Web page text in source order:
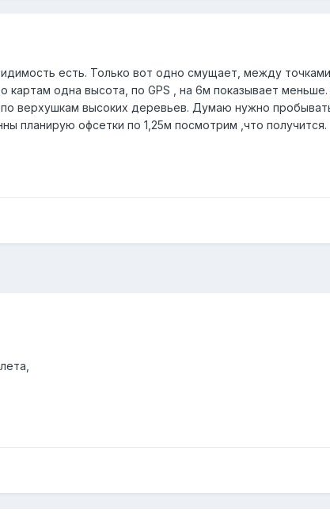
есть. Только вот одно смущает, между
картам одна высота, по GPS , на 6м показывает
верхушкам высоких деревьев. Думаю нужно
планирую офсетки по 1,25м посмотрим ,что получится.